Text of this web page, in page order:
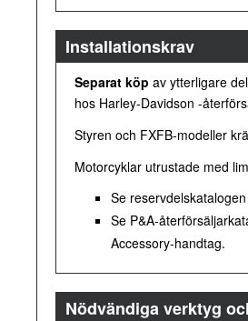
Installationskrav
Separat köp av ytterligare
hos Harley-Davidson -
Styren och FXFB-modeller
Motorcyklar utrustade med
Se
Se P&A-
Accessory-handtag.
Nödvändiga verktyg